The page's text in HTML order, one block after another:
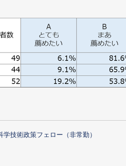
技術政策フェロー（非常勤）